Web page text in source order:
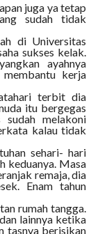
juga ya tetap
sudah tidak
di Universitas
sukses kelak.
ayahnya
kerja
terbit dia
itu bergegas
sudah melakoni
kalau tidak
sehari- hari
keduanya. Masa
remaja, dia
Enam tahun
rumah tangga.
lainnya ketika
tasnya berisikan